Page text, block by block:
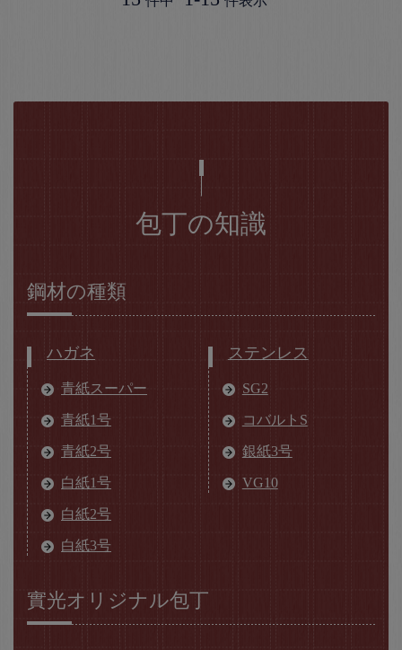
包丁の知識
鋼材の種類
ハガネ
青紙スーパー
青紙1号
青紙2号
白紙1号
白紙2号
白紙3号
ステンレス
SG2
コバルトS
銀紙3号
VG10
實光オリジナル包丁